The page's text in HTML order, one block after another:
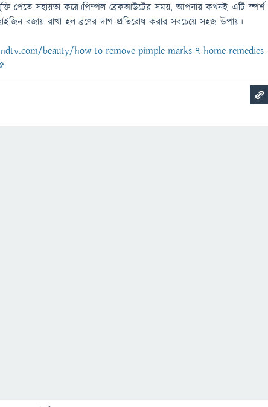
পেতে সহায়তা করে।পিম্পল ব্রেকআউটের সময়, আপনার কখনই এটি স্পর্শ
বজায় রাখা হল ব্রণের দাগ প্রতিরোধ করার সবচেয়ে সহজ উপায়।
beauty/how-to-remove-pimple-marks-7-home-remedies-